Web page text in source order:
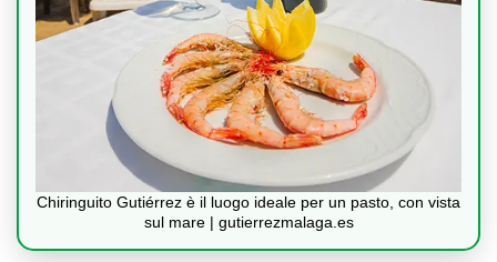
Chiringuito Gutiérrez è il luogo ideale per un pasto, con vista
sul mare | gutierrezmalaga.es